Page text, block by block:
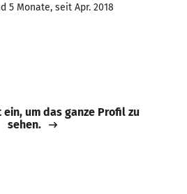
5 Monate, seit Apr. 2018
ein, um das ganze Profil zu
sehen.